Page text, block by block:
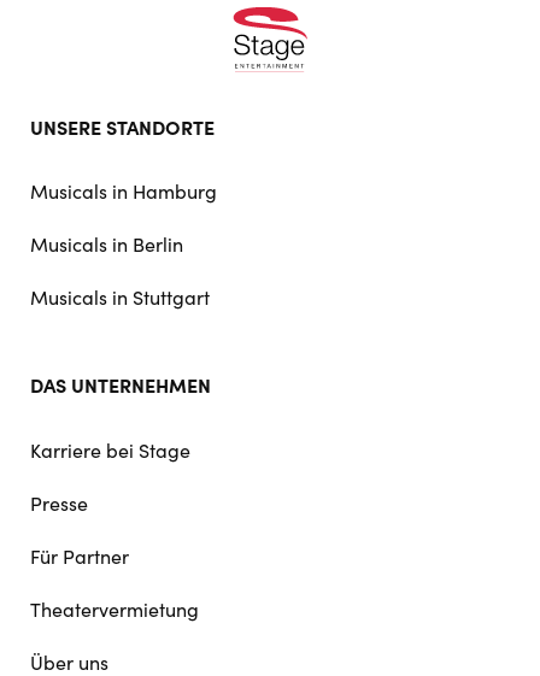
doormat
UNSERE STANDORTE
Musicals in Hamburg
Musicals in Berlin
Musicals in Stuttgart
DAS UNTERNEHMEN
Karriere bei Stage
Presse
Für Partner
Theatervermietung
Über uns